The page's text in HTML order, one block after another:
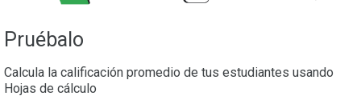
Pruébalo
Calcula la calificación promedio de tus estudiantes usando
Hojas de cálculo